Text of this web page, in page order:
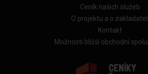
Ceník našich služeb
O projektu a o zakladateli
Kontakt
Možnosti bližší obchodní